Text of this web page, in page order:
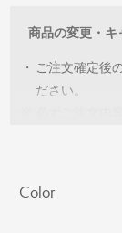
商品の変更・キ
・
ご注文確定後
ださい。
Color